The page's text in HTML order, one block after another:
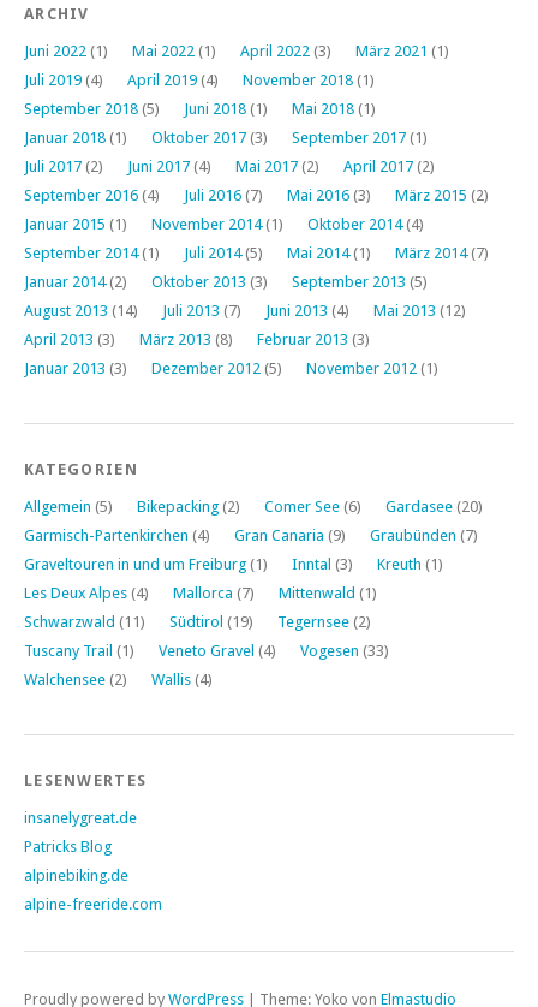
ARCHIV
Juni 2022 (1) Mai 2022 (1) April 2022 (3) März 2021 (1)
Juli 2019 (4) April 2019 (4) November 2018 (1)
September 2018 (5) Juni 2018 (1) Mai 2018 (1)
Januar 2018 (1) Oktober 2017 (3) September 2017 (1)
Juli 2017 (2) Juni 2017 (4) Mai 2017 (2) April 2017 (2)
September 2016 (4) Juli 2016 (7) Mai 2016 (3) März 2015 (2)
Januar 2015 (1) November 2014(1) Oktober 2014(4)
September 2014(1) Juli 2014(5) Mai 2014(1) März 2014(7)
Januar 2014(2) Oktober 2013 (3) September 2013 (5)
August 2013 (14) Juli 2013 (7) Juni 2013 (4) Mai 2013 (12)
April 2013 (3) März 2013 (8) Februar 2013 (3)
Januar 2013 (3) Dezember 2012 (5) November 2012 (1)
KATEGORIEN
Allgemein (5) Bikepacking (2) Comer See (6) Gardasee (20)
Garmisch-Partenkirchen (4) Gran Canaria (9) Graubünden (7)
Graveltouren in und um Freiburg (1) Inntal (3) Kreuth (1)
Les Deux Alpes (4) Mallorca (7) Mittenwald (1)
Schwarzwald (11) Südtirol (19) Tegernsee (2)
Tuscany Trail (1) Veneto Gravel (4) Vogesen (33)
Walchensee (2) Wallis (4)
LESENWERTES
insanelygreat.de
Patricks Blog
alpinebiking.de
alpine-freeride.com
Proudly powered by WordPress Theme: Yoko von Elmastudio